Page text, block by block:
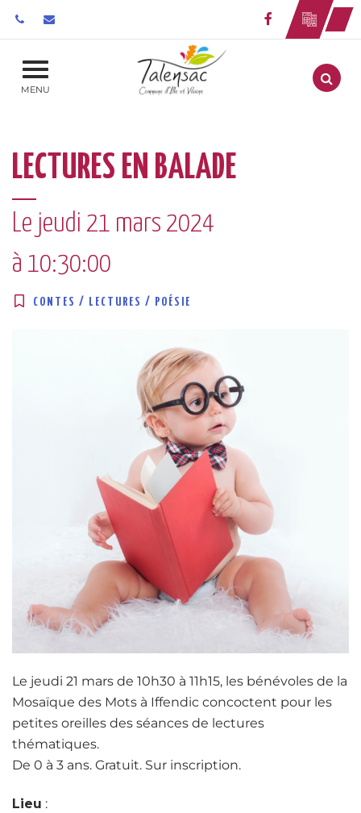
Lien vers le
MENU Aller
LECTURES EN BALADE
Le jeudi 21 mars 2024
à 10:30:00
CONTES / LECTURES / POÉSIE
Le jeudi 21 mars de 10h30 à 11h15, les bénévoles de la
Mosaïque des Mots à Iffendic concoctent pour les
petites oreilles des séances de lectures
thématiques.
De 0 à 3 ans. Gratuit. Sur inscription.
Lieu :